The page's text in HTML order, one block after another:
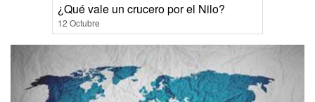
¿Qué vale un crucero por el Nilo?
12 Octubre